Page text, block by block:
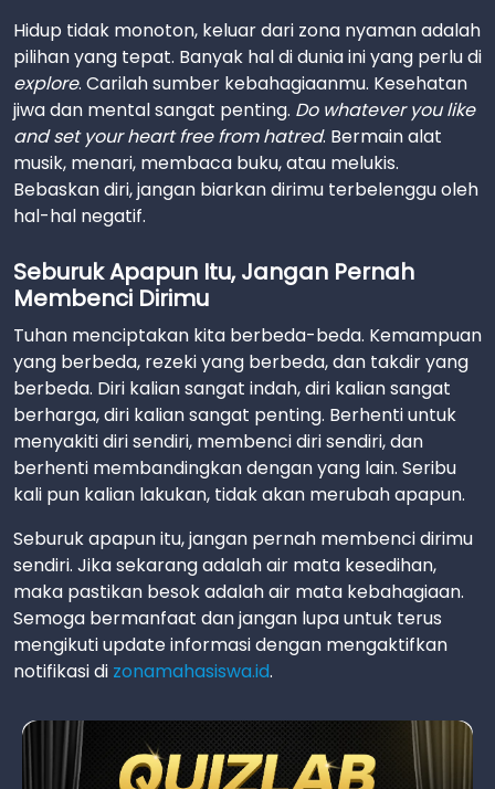
Hidup tidak monoton, keluar dari zona nyaman adalah
pilihan yang tepat. Banyak hal di dunia ini yang perlu di
explore. Carilah sumber kebahagiaanmu. Kesehatan
jiwa dan mental sangat penting. Do whatever you like
and set your heart free from hatred. Bermain alat
musik, menari, membaca buku, atau melukis.
Bebaskan diri, jangan biarkan dirimu terbelenggu oleh
hal-hal negatif.
Seburuk Apapun Itu, Jangan Pernah
Membenci Dirimu
Tuhan menciptakan kita berbeda-beda. Kemampuan
yang berbeda, rezeki yang berbeda, dan takdir yang
berbeda. Diri kalian sangat indah, diri kalian sangat
berharga, diri kalian sangat penting. Berhenti untuk
menyakiti diri sendiri, membenci diri sendiri,dan
berhenti membandingkan dengan yang lain. Seribu
kali pun kalian lakukan, tidak akan merubah apapun.
Seburuk apapun itu, jangan pernah membenci dirimu
sendiri. Jika sekarang adalah air mata kesedihan,
maka pastikan besok adalah air mata kebahagiaan.
Semoga bermanfaat dan jangan lupa untuk terus
mengikuti update informasi dengan mengaktifkan
notifikasi di zonamahasiswa.id.